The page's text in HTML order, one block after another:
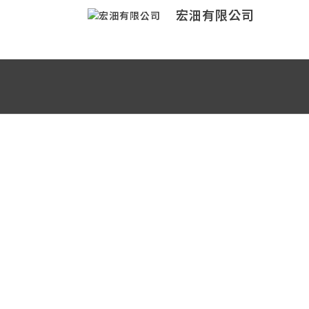
宏沺有限公司